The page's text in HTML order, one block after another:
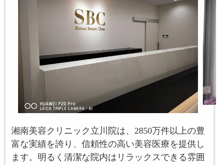
湘南美容クリニック立川院は、2850万件以上の豊
富な実績を誇り、信頼性の高い美容医療を提供し
ます。明るく清潔な院内はリラックスできる雰囲